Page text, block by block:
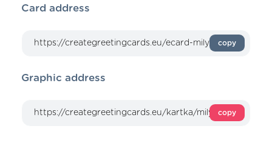
Card address
copy
Graphic address
copy